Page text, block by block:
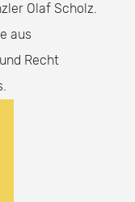
Olaf Scholz.
aus
Recht